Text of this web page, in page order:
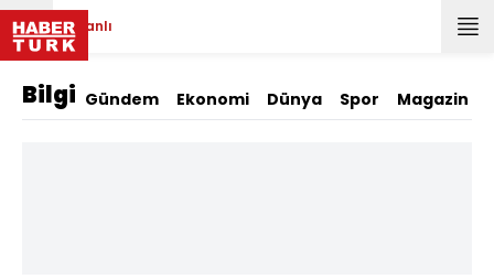
Canlı
Bilgi Gündem Ekonomi Dünya Spor Magazin